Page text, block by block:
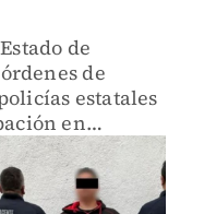
de
de
estatales
en
ocurridas